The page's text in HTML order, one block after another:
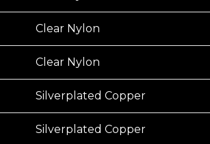
Clear Nylon
Clear Nylon
Silverplated Copper
Silverplated Copper